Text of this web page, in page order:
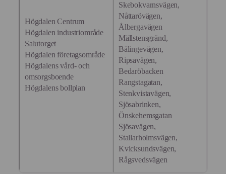
Högdalen Centrum
Högdalen industriområde
Salutorget
Högdalen företagsområde
Högdalens vård- och
omsorgsboende
Högdalens bollplan
Skebokvarnsvägen,
Nåttarövägen,
Ålbergavägen
Mällstensgränd,
Bälingevägen,
Ripsavägen,
Bedaröbacken
Rangstagatan,
Stenkvistavägen,
Sjösabrinken,
Önskehemsgatan
Sjösavägen,
Stallarholmsvägen,
Kvicksundsvägen,
Rågsvedsvägen